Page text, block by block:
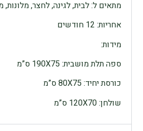
מתאים ל: לבית, לגינה, לחצר, מלונות,
אחריות: 12 חודשים
מידות:
ספה תלת מושבית: 190X75 ס”מ
כורסת יחיד: 80X75 ס”מ
שולחן: 120X70 ס”מ